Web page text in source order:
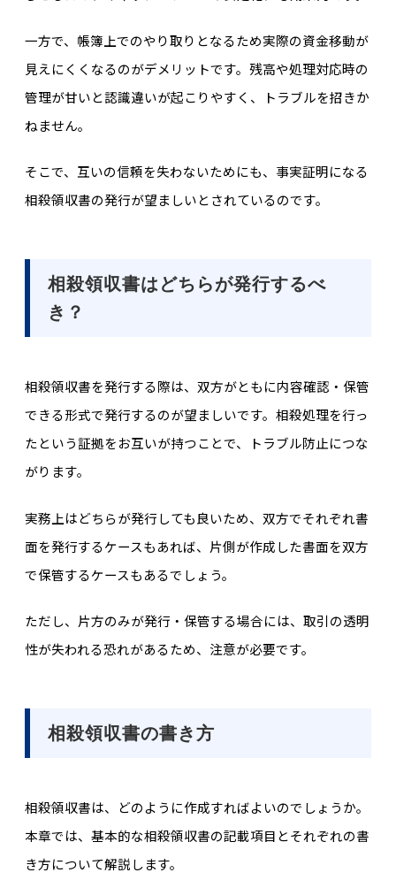
一方で、帳簿上でのやり取りとなるため実際の資金移動が
見えにくくなるのがデメリットです。残高や処理対応時の
管理が甘いと認識違いが起こりやすく、トラブルを招きか
ねません。
そこで、互いの信頼を失わないためにも、事実証明になる
相殺領収書の発行が望ましいとされているのです。
相殺領収書はどちらが発行するべ
き？
相殺領収書を発行する際は、双方がともに内容確認・保管
できる形式で発行するのが望ましいです。相殺処理を行っ
たという証拠をお互いが持つことで、トラブル防止につな
がります。
実務上はどちらが発行しても良いため、双方でそれぞれ書
面を発行するケースもあれば、片側が作成した書面を双方
で保管するケースもあるでしょう。
ただし、片方のみが発行・保管する場合には、取引の透明
性が失われる恐れがあるため、注意が必要です。
相殺領収書の書き方
相殺領収書は、どのように作成すればよいのでしょうか。
本章では、基本的な相殺領収書の記載項目とそれぞれの書
き方について解説します。